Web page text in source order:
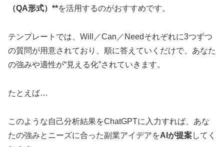
（QA形式）**を活用するのがおすすめです。
テンプレートでは、Will／Can／Needそれぞれに3つずつ
の質問が用意されており、順に答えていくだけで、あなた
の強みや適性が“見える化”されていきます。
たとえば…
このような自己分析結果をChatGPTに入力すれば、あな
たの強みとニーズに合った副業アイデアをAIが提案してく